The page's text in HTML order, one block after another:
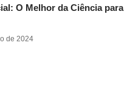
O Melhor da Ciência para
de 2024